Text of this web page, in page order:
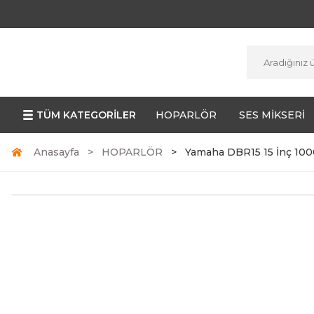
TÜM KATEGORİLER HOPARLÖR SES MİKSERİ
Anasayfa HOPARLÖR Yamaha DBR15 15 İnç